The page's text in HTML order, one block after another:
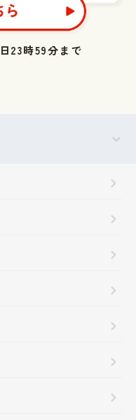
23時59分まで